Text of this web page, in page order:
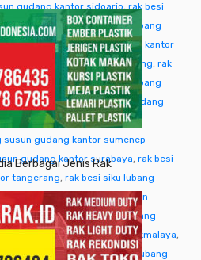
gudang kantor sidoarjo,rak besi
singkawang,rak besi siku lubang
besi siku lubang susun gudang kantor
susun gudang kantor sorong, rak
subang,rak besi siku lubang
,rak besi siku lubang susun gudang
lubang susun gudang kantor
susun gudang kantor sumenep
gudang kantor surabaya, rak besi
tangerang, rak besi siku lubang
rak besi siku lubang susun
besi siku lubang susun gudang
susun gudang kantor tasikmalaya,
kantor tegal,rak besi siku lubang
Berbagai Jenis Rak